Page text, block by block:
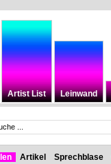
Artist List Leinwand
Artikel Sprechblase